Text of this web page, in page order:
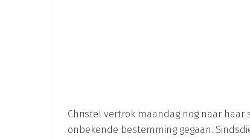
Christel vertrok maandag nog naar haar
onbekende bestemming gegaan.